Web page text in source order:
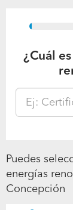
15%
¿Cuál
Puedes
energías
Concepción